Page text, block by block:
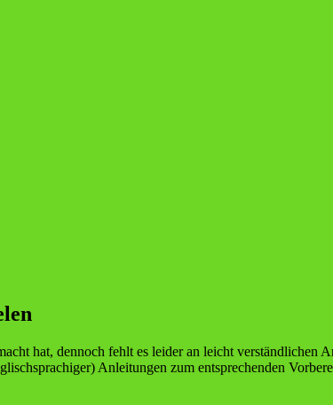
hat, dennoch fehlt es leider an leicht verständlichen
Anleitungen zum entsprechenden